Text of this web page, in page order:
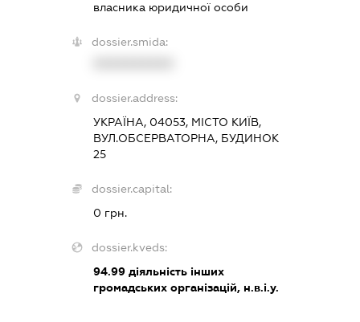
власника юридичної особи
dossier.smida:
dossier.address:
УКРАЇНА, 04053, МІСТО КИЇВ,
ВУЛ.ОБСЕРВАТОРНА, БУДИНОК
25
dossier.capital:
0 грн.
dossier.kveds:
94.99 діяльність інших
громадських організацій, н.в.і.у.